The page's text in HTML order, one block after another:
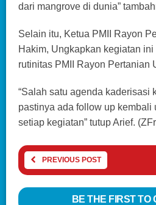
dari mangrove di dunia”
Selain itu, Ketua PMII Rayon
Hakim, Ungkapkan kegiatan
rutinitas PMII Rayon Pertanian
“Salah satu agenda kaderisasi
pastinya ada follow up kembali
setiap kegiatan” tutup Arief.
PREVIOUS POST
BE THE FIRST TO